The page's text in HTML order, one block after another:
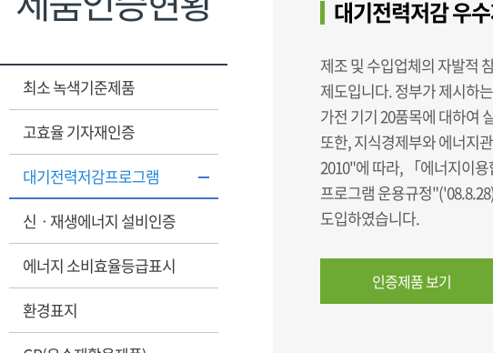
최소 녹색기준제품
고효율 기자재인증
대기전력저감프로그램
신ㆍ재생에너지 설비인증
에너지 소비효율등급표시
환경표지
대기전력저감 우
제조 및 수입업체의 자발적
제도입니다. 정부가 제시하
가전 기기 20품목에 대하여
또한, 지식경제부와 에너지
2010"에 따라, 「에너지이
프로그램 운용규정
도입하였습니다.
인증제품 보기